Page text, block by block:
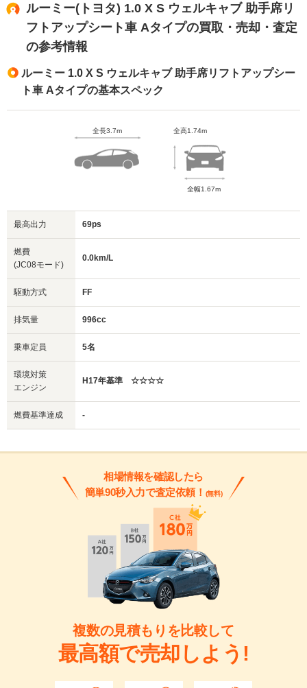
ルーミー(トヨタ) 1.0 X S ウェルキャブ 助手席リ
フトアップシート車 Aタイプの買取・売却・査定
の参考情報
ルーミー 1.0 X S ウェルキャブ 助手席リフトアップシー
ト車 Aタイプの基本スペック
全長3.7m 全高1.74m
全幅1.67m
最高出力 69ps
燃費
(JC08モード)
0.0km/L
駆動方式 FF
排気量 996cc
乗車定員 5名
環境対策
エンジン
H17年基準 ☆☆☆☆
燃費基準達成 -
相場情報を確認したら
簡単90秒入力で査定依頼！ (無料)
複数の見積もりを比較して
最高額で売却しよう!